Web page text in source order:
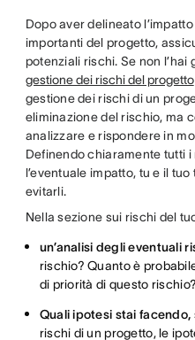
Dopo aver delineato
importanti del progetto,
potenziali rischi. Se non l’hai
gestione dei rischi del progetto
gestione dei rischi di un
eliminazione del rischio, ma
analizzare e rispondere in
Definendo chiaramente tutti
l’eventuale impatto, tu e il
evitarli.
Nella sezione sui rischi del
un’analisi degli eventuali
rischio? Quanto è
di priorità di questo rischio?
Quali ipotesi stai facendo,
rischi di un progetto, le